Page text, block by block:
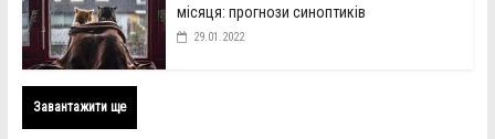
місяця: прогнози синоптиків
29.01.2022
Завантажити ще